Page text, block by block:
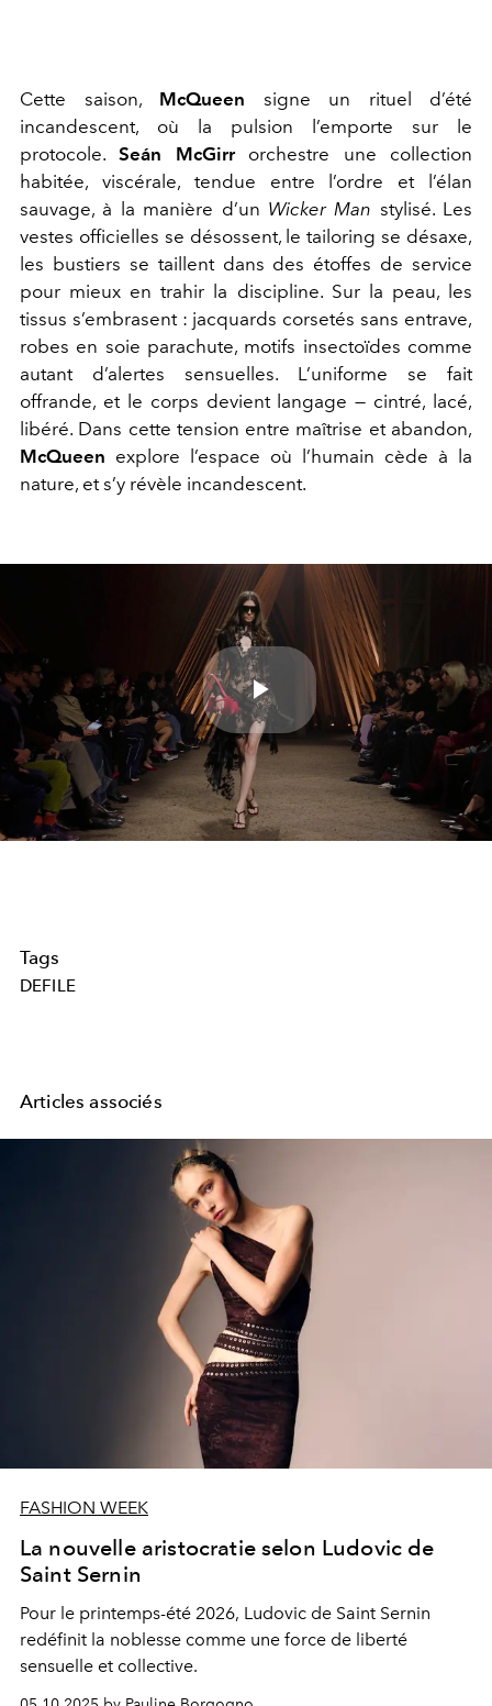
Cette saison, McQueen signe un rituel d’été
incandescent, où la pulsion l’emporte sur le
protocole.Seán McGirr orchestre une collection
habitée, viscérale, tendue entre l’ordre et l’élan
sauvage, à la manière d’un Wicker Man stylisé. Les
vestes officielles se désossent, le tailoring se désaxe,
les bustiers se taillent dans des étoffes de service
pour mieux en trahir la discipline. Sur la peau, les
tissus s’embrasent : jacquards corsetés sans entrave,
robes en soie parachute, motifs insectoïdes comme
autant d’alertes sensuelles. L’uniforme se fait
offrande, et le corps devient langage — cintré, lacé,
libéré. Dans cette tension entre maîtrise et abandon,
McQueen explore l’espace où l’humain cède à la
nature, et s’y révèle incandescent.
Play
Video
Tags
DEFILE
Articles associés
FASHION WEEK
La nouvelle aristocratie selon Ludovic de
Saint Sernin
Pour le printemps-été 2026, Ludovic de Saint Sernin
redéfinit la noblesse comme une force de liberté
sensuelle et collective.